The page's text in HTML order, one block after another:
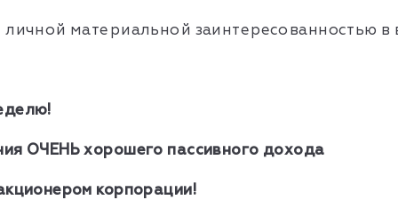
личной материальной заинтересованностью
ОЧЕНЬ хорошего пассивного дохода
корпорации!